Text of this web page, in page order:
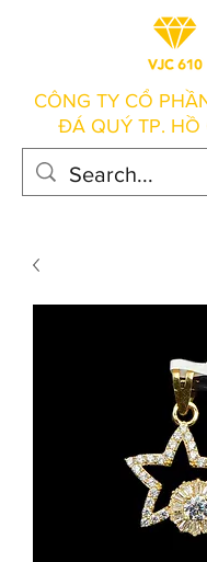
CÔNG TY CỔ
ĐÁ QUÝ TP. HỒ